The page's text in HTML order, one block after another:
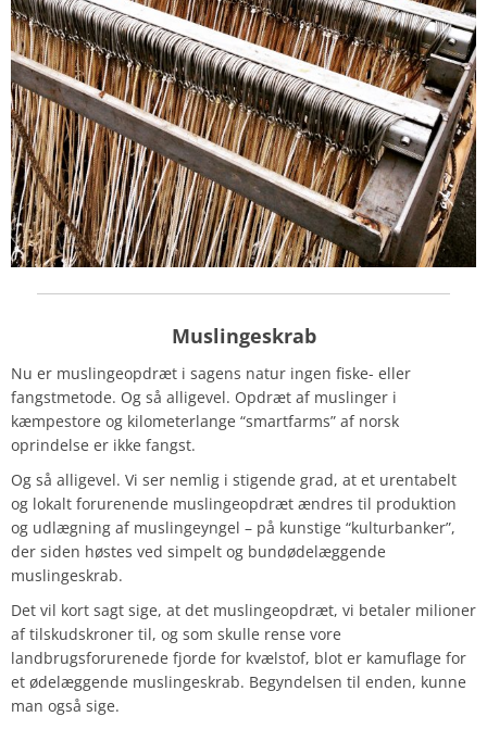
Muslingeskrab
Nu er muslingeopdræt i sagens natur ingen fiske- eller
fangstmetode. Og så alligevel. Opdræt af muslinger i
kæmpestore og kilometerlange “smartfarms” af norsk
oprindelse er ikke fangst.
Og så alligevel. Vi ser nemlig i stigende grad, at et urentabelt
og lokalt forurenende muslingeopdræt ændres til produktion
og udlægning af muslingeyngel – på kunstige “kulturbanker”,
der siden høstes ved simpelt og bundødelæggende
muslingeskrab.
Det vil kort sagt sige, at det muslingeopdræt, vi betaler milioner
af tilskudskroner til, og som skulle rense vore
landbrugsforurenede fjorde for kvælstof, blot er kamuflage for
et ødelæggende muslingeskrab. Begyndelsen til enden, kunne
man også sige.